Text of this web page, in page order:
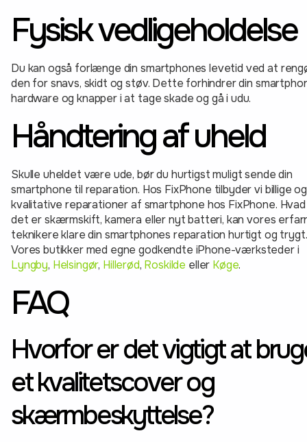
Fysisk vedligeholdelse
Du kan også forlænge din smartphones levetid ved at
den for snavs, skidt og støv. Dette forhindrer din
hardware og knapper i at tage skade og gå i udu.
Håndtering af uheld
Skulle uheldet være ude, bør du hurtigst muligt sende din
smartphone til reparation. Hos FixPhone tilbyder vi billige og
kvalitative reparationer af smartphone hos FixPhone.
det er skærmskift, kamera eller nyt batteri, kan vores
teknikere klare din smartphones reparation hurtigt og trygt.
Vores butikker med egne godkendte iPhone-værksteder i
Lyngby, Helsingør, Hillerød, Roskilde eller Køge.
FAQ
Hvorfor er det vigtigt at
et kvalitetscover og
skærmbeskyttelse?